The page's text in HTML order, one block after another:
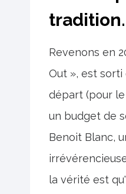
tradition.
Revenons en
Out », est
départ (pour
un budget de
Benoit Blanc,
la vérité est